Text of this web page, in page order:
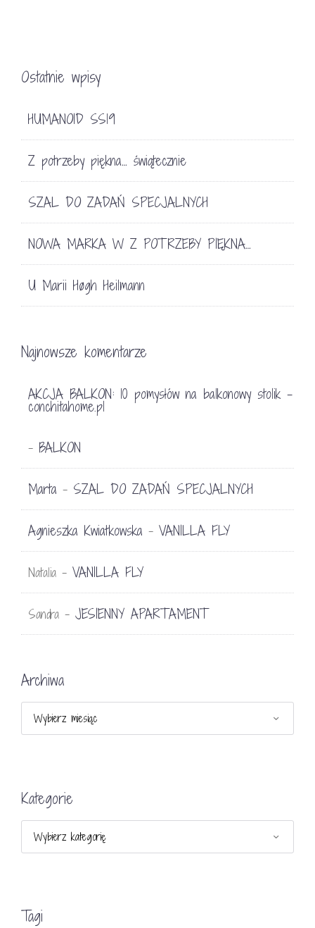
Ostatnie wpisy
HUMANOID SS19
Z potrzeby piękna… świątecznie
SZAL DO ZADAŃ SPECJALNYCH
NOWA MARKA W Z POTRZEBY PIĘKNA…
U Marii Høgh Heilmann
Najnowsze komentarze
AKCJA BALKON: 10 pomysłów na balkonowy stolik -
conchitahome.pl
- BALKON
Marta - SZAL DO ZADAŃ SPECJALNYCH
Agnieszka Kwiatkowska - VANILLA FLY
Natalia - VANILLA FLY
Sandra - JESIENNY APARTAMENT
Archiwa
Kategorie
Tagi